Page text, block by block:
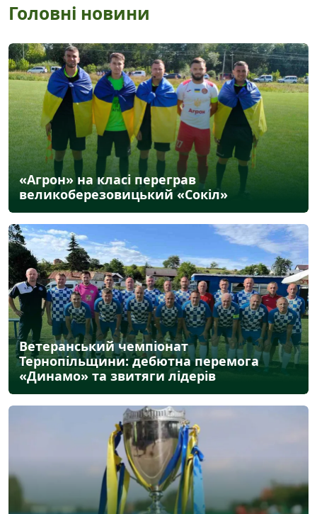
Головні новини
«Агрон» на класі переграв
великоберезовицький «Сокіл»
Ветеранський чемпіонат
Тернопільщини: дебютна перемога
«Динамо» та звитяги лідерів